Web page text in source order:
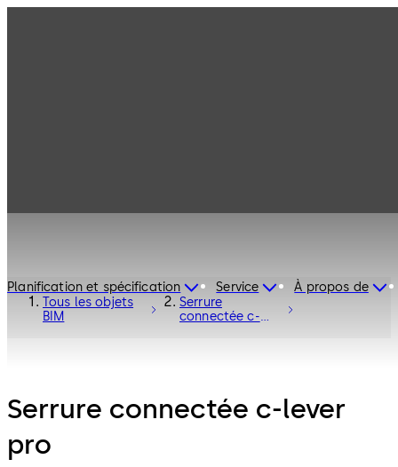
Planification et spécification Service
À propos de
Tous les objets
BIM
Serrure
connectée c-
Serrure connectée c-lever
pro